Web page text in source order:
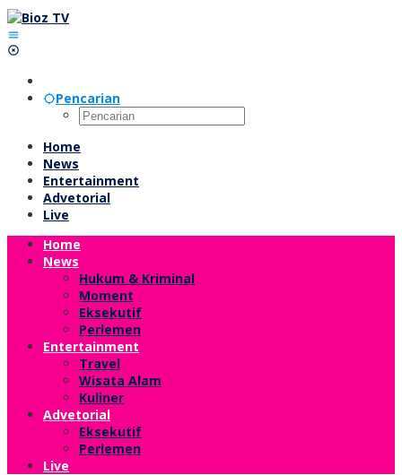
Lewati
ke
konten
Pencarian
Home
News
Entertainment
Advetorial
Live
Home
News
Hukum & Kriminal
Moment
Eksekutif
Perlemen
Entertainment
Travel
Wisata Alam
Kuliner
Advetorial
Eksekutif
Perlemen
Live